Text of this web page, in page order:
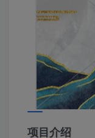
项目介绍